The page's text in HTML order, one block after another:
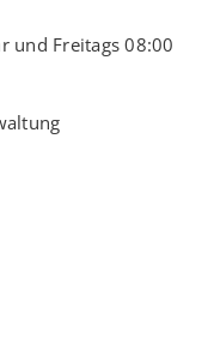
und Freitags 08:00